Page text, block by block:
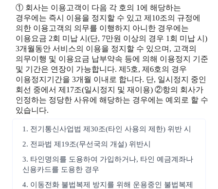
① 회사는 이용고객이 다음 각 호의 1에 해당하는
경우에는 즉시 이용을 정지할 수 있고 제10조의 규정에
의한 이용고객의 의무를 이행하지 아니한 경우에는
이용요금 2회 미납 시(단, 7만원 이상의 경우 1회 미납 시)
3개월동안 서비스의 이용을 정지할 수 있으며, 고객의
의무이행 및 이용요금 납부약속 등에 의해 이용정지 기준
및 기간은 연장이 가능합니다. 제5호, 제6호의 경우
이용정지기간을 3개월 이내로 합니다. 단, 일시정지 중인
회선 중에서 제17조(일시정지 및 재이용) ②항의 회사가
인정하는 정당한 사유에 해당하는 경우에는 예외로 할 수
있습니다.
1. 전기통신사업법 제30조(타인 사용의 제한) 위반 시
2. 전파법 제19조(무선국의 개설) 위반시
3. 타인명의를 도용하여 가입하거나, 타인 예금계좌나
신용카드를 도용한 경우
4. 이동전화 불법복제 방지를 위해 운용중인 불법복제